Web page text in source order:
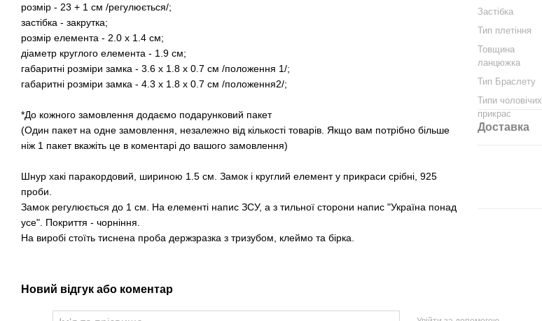
розмір - 23 + 1 см /регулюється/;
застібка - закрутка;
розмір елемента - 2.0 х 1.4 см;
діаметр круглого елемента - 1.9 см;
габаритні розміри замка - 3.6 х 1.8 х 0.7 см /положення 1/;
габаритні розміри замка - 4.3 х 1.8 х 0.7 см /положення2/;
*До кожного замовлення додаємо подарунковий пакет
(Один пакет на одне замовлення, незалежно від кількості товарів. Якщо вам потрібно більше
ніж 1 пакет вкажіть це в коментарі до вашого замовлення)
Шнур хакі паракордовий, шириною 1.5 см. Замок і круглий елемент у прикраси срібні, 925
проби.
Замок регулюється до 1 см. На елементі напис ЗСУ, а з тильної сторони напис "Україна понад
усе". Покриття - чорніння.
На виробі стоїть тиснена проба держзразка з тризубом, клеймо та бірка.
Застібка
Тип плетіння
Товщина
ланцюжка
Тип Браслету
Типи чоловічих
прикрас
Доставка
Новий відгук або коментар